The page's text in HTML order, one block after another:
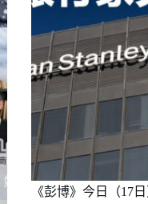
《彭博》今日（17